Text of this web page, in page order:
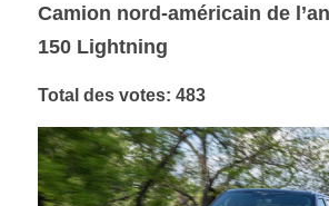
Camion nord-américain de
150 Lightning
Total des votes: 483